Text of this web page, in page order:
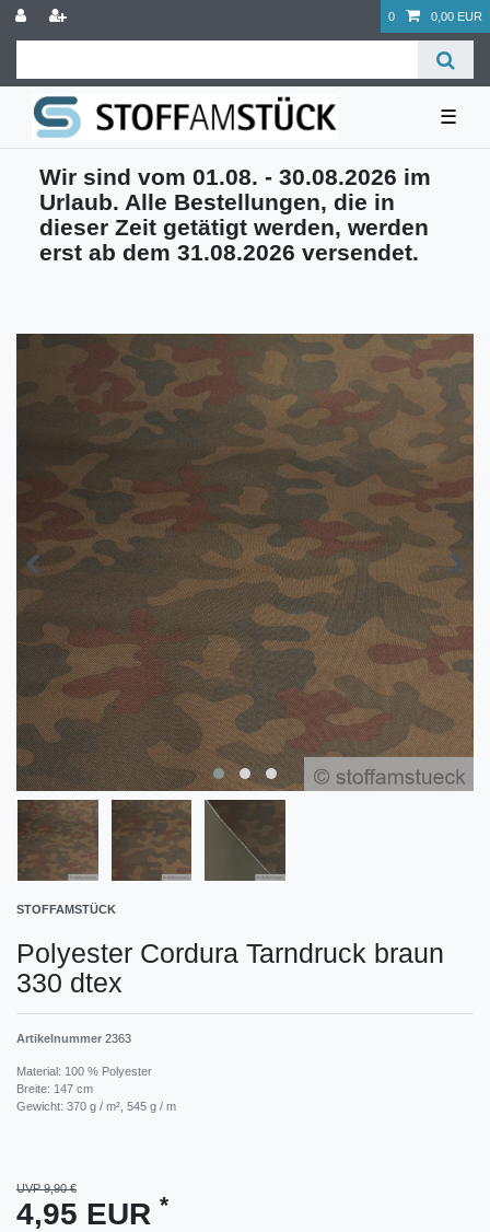
0 0,00 EUR
☰
Wir sind vom 01.08. - 30.08.2026 im
Urlaub. Alle Bestellungen, die in
dieser Zeit getätigt werden, werden
erst ab dem 31.08.2026 versendet.
STOFFAMSTÜCK
Polyester Cordura Tarndruck braun
330 dtex
Artikelnummer 2363
Material: 100 % Polyester
Breite: 147 cm
Gewicht: 370 g / m², 545 g / m
UVP 9,90 €
4,95 EUR *